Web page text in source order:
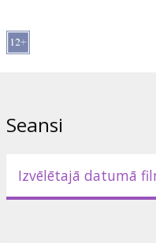
Izplatītājs:
Seansi
Izvēlētajā datumā